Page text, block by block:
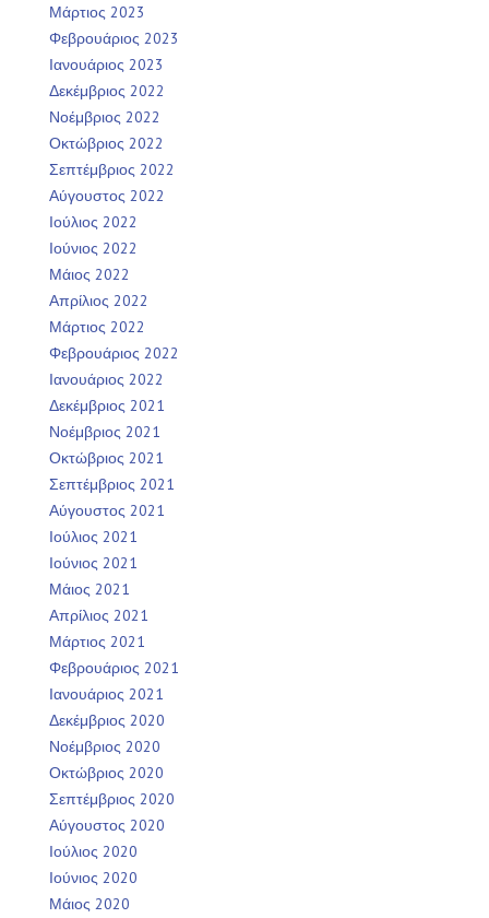
Μάρτιος 2023
Φεβρουάριος 2023
Ιανουάριος 2023
Δεκέμβριος 2022
Νοέμβριος 2022
Οκτώβριος 2022
Σεπτέμβριος 2022
Αύγουστος 2022
Ιούλιος 2022
Ιούνιος 2022
Μάιος 2022
Απρίλιος 2022
Μάρτιος 2022
Φεβρουάριος 2022
Ιανουάριος 2022
Δεκέμβριος 2021
Νοέμβριος 2021
Οκτώβριος 2021
Σεπτέμβριος 2021
Αύγουστος 2021
Ιούλιος 2021
Ιούνιος 2021
Μάιος 2021
Απρίλιος 2021
Μάρτιος 2021
Φεβρουάριος 2021
Ιανουάριος 2021
Δεκέμβριος 2020
Νοέμβριος 2020
Οκτώβριος 2020
Σεπτέμβριος 2020
Αύγουστος 2020
Ιούλιος 2020
Ιούνιος 2020
Μάιος 2020